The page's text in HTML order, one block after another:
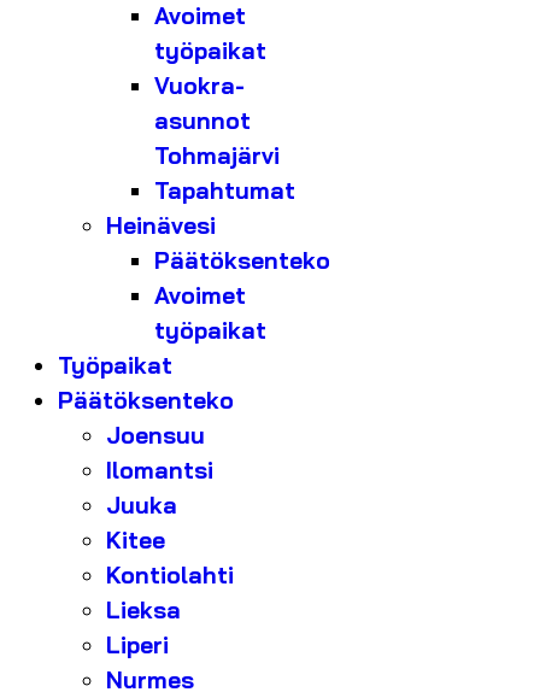
Avoimet
työpaikat
Vuokra-
asunnot
Tohmajärvi
Tapahtumat
Heinävesi
Päätöksenteko
Avoimet
työpaikat
Työpaikat
Päätöksenteko
Joensuu
Ilomantsi
Juuka
Kitee
Kontiolahti
Lieksa
Liperi
Nurmes